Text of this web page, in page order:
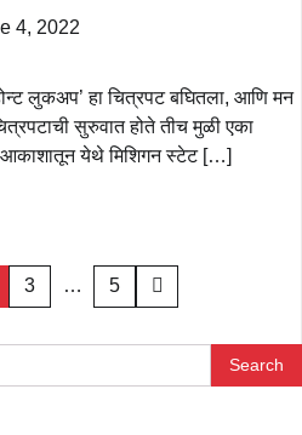
4, 2022
लुकअप’ हा चित्रपट बघितला, आणि मन
सुरुवात होते तीच मुळी एका
आकाशातून येथे मिशिगन स्टेट […]
3 … 5